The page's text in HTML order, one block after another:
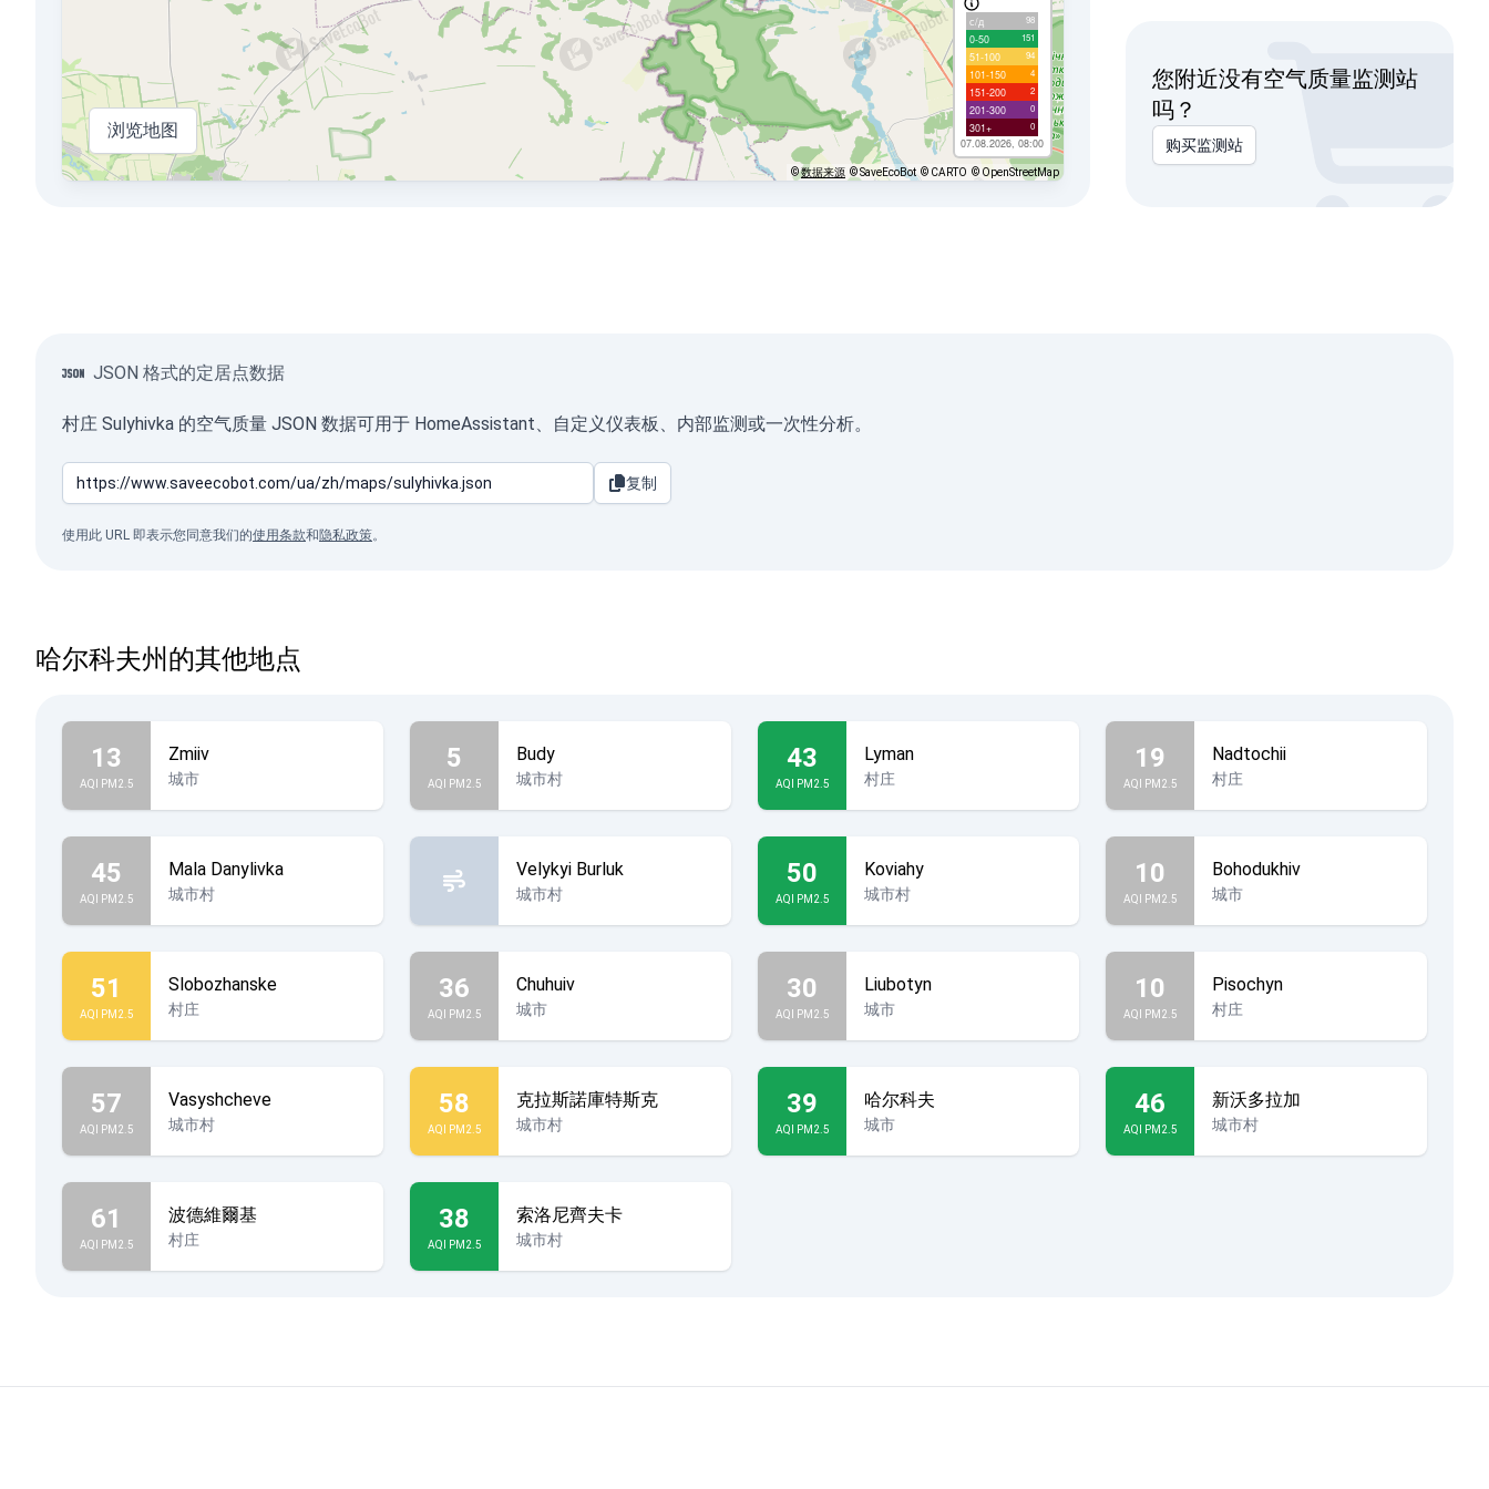
с/д 98
0-50 151
51-100 94
101-150 4
151-200 2
201-300 0
301+ 0
07.08.2026, 08:00
浏览地图
©数据来源 © SaveEcoBot © CARTO © OpenStreetMap
您附近没有空气质量监测站
吗？
购买监测站
JSON 格式的定居点数据
村庄 Sulyhivka 的空气质量 JSON 数据可用于 HomeAssistant、自定义仪表板、内部监测或一次性分析。
复制
使用此 URL 即表示您同意我们的使用条款和隐私政策。
哈尔科夫州的其他地点
13
AQI PM2.5
Zmiiv
城市
5
AQI PM2.5
Budy
城市村
43
AQI PM2.5
Lyman
村庄
19
AQI PM2.5
Nadtochii
村庄
45
AQI PM2.5
Mala Danylivka
城市村
Velykyi Burluk
城市村
50
AQI PM2.5
Koviahy
城市村
10
AQI PM2.5
Bohodukhiv
城市
51
AQI PM2.5
Slobozhanske
村庄
36
AQI PM2.5
Chuhuiv
城市
30
AQI PM2.5
Liubotyn
城市
10
AQI PM2.5
Pisochyn
村庄
57
AQI PM2.5
Vasyshcheve
城市村
58
AQI PM2.5
克拉斯諾庫特斯克
城市村
39
AQI PM2.5
哈尔科夫
城市
46
AQI PM2.5
新沃多拉加
城市村
61
AQI PM2.5
波德維爾基
村庄
38
AQI PM2.5
索洛尼齊夫卡
城市村